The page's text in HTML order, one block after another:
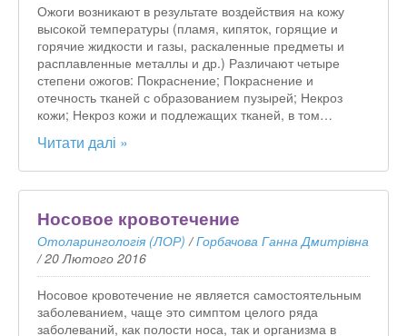
Ожоги возникают в результате воздействия на кожу
высокой температуры (пламя, кипяток, горящие и
горячие жидкости и газы, раскаленные предметы и
расплавленные металлы и др.) Различают четыре
степени ожогов: Покраснение; Покраснение и
отечность тканей с образованием пузырей; Некроз
кожи; Некроз кожи и подлежащих тканей, в том…
Читати далі »
Носовое кровотечение
Отоларингологія (ЛОР) /Горбачова Ганна Дмитрівна
/20 Лютого 2016
Носовое кровотечение не является самостоятельным
заболеванием, чаще это симптом целого ряда
заболеваний, как полости носа, так и организма в